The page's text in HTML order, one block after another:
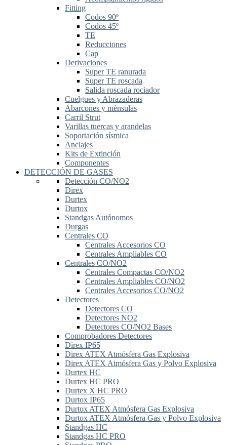
Fitting
Codos 90º
Codos 45º
TE
Reducciones
Cap
Derivaciones
Super TE ranurada
Super TE roscada
Salida roscada rociador
Cuelgues y Abrazaderas
Abarcones y ménsulas
Carril Strut
Varillas tuercas y arandelas
Soportación sísmica
Anclajes
Kits de Extinción
Componentes
DETECCIÓN DE GASES
Detección CO/NO2
Direx
Durtex
Durtox
Standgas Autónomos
Durgas
Centrales CO
Centrales Accesorios CO
Centrales Ampliables CO
Centrales CO/NO2
Centrales Compactas CO/NO2
Centrales Ampliables CO/NO2
Centrales Accesorios CO/NO2
Detectores
Detectores CO
Detectores NO2
Detectores CO/NO2 Bases
Comprobadores Detectores
Direx IP65
Direx ATEX Atmósfera Gas Explosiva
Direx ATEX Atmósfera Gas y Polvo Explosiva
Durtex HC
Durtex HC PRO
Durtex X HC PRO
Durtox IP65
Durtox ATEX Atmósfera Gas Explosiva
Durtox ATEX Atmósfera Gas y Polvo Explosiva
Standgas HC
Standgas HC PRO